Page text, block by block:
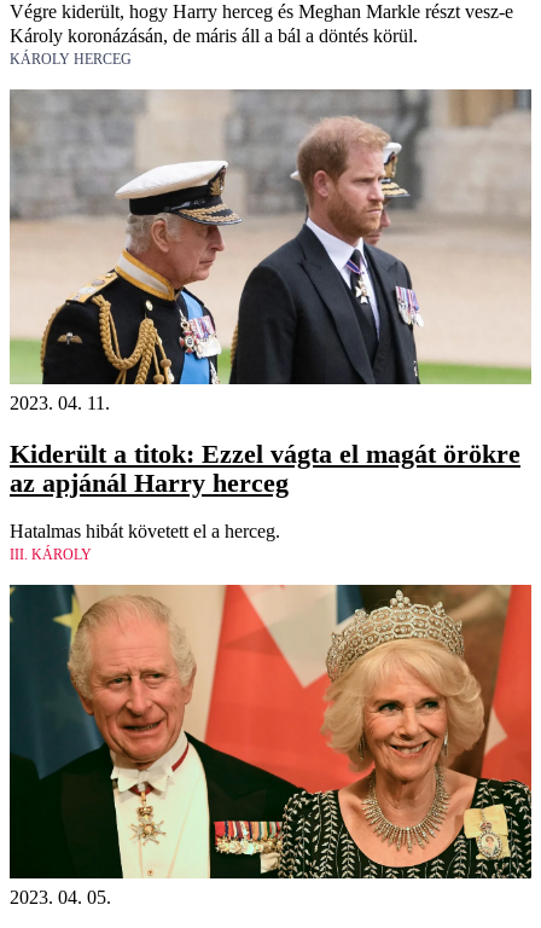
Végre kiderült, hogy Harry herceg és Meghan Markle részt vesz-e
Károly koronázásán, de máris áll a bál a döntés körül.
KÁROLY HERCEG
2023. 04. 11.
Kiderült a titok: Ezzel vágta el magát örökre
az apjánál Harry herceg
Hatalmas hibát követett el a herceg.
III. KÁROLY
2023. 04. 05.